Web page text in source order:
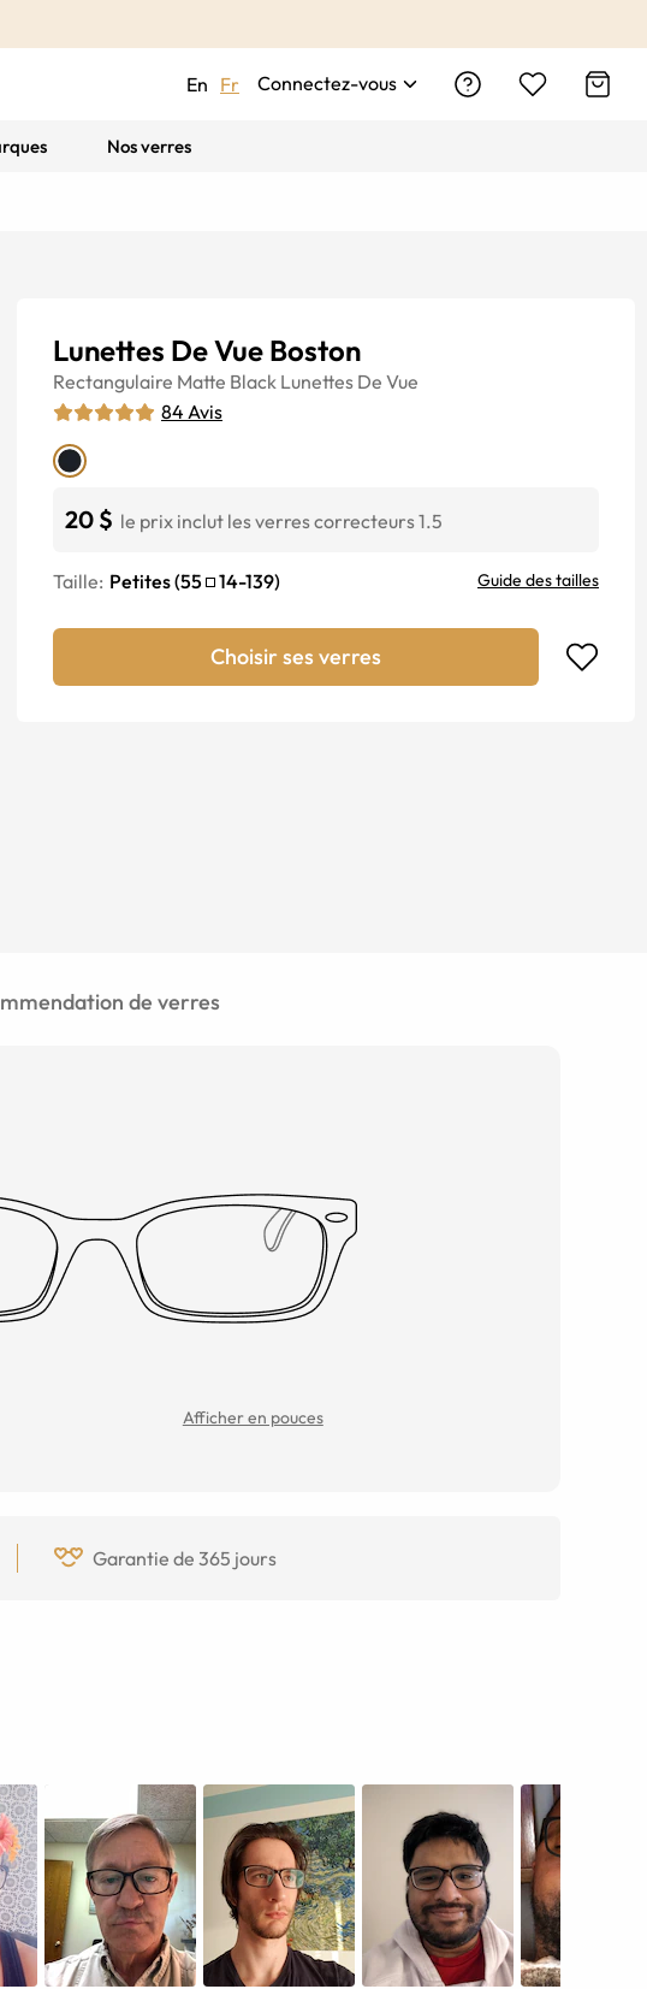
En Fr Connectez-vous
Nos verres
Lunettes De Vue Boston
Rectangulaire Matte Black Lunettes De Vue
84 Avis
20 $ le prix inclut les verres correcteurs 1.5
Taille: Petites(55 14-139) Guide des tailles
Choisir ses verres
de verres
Afficher en pouces
Garantie de 365 jours